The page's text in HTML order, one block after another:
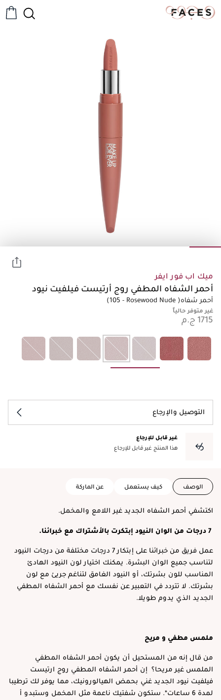
ميك اب فور ايفر
أحمر الشفاه المطفي روج أرتيست فيلفيت نيود
أحمر شفاه(105 - Rosewood Nude )
غير متوفر حالياً
التوصيل والإرجاع
غير قابل للإرجاع
هذا المنتج غير قابل للإرجاع
الوصف كيف يستعمل عن الماركة
اكتشفي أحمر الشفاه الجديد غير اللامع والمخمل.
7 درجات من الوان النيود إبتكرت بالأشتراك مع خبرائنا.
عمل فريق من خبرائنا على إبتكار 7 درجات مختلفة من درجات النيود
لتناسب جميع الوان البشرة. يمكنك اختيار لون النيود الهادئ
المناسب للون بشرتك، أو النيود الغامق لتناغم جريئ مع لون
بشرتك. لا تتردد في التعبير عن نفسك مع أحمر الشفاه المطفي
الجديد الذي يدوم طويلا.
ملمس مطفي و مريح
من قال إنه من المستحيل أن يكون أحمر الشفاه المطفي
الملمس غير مريحا؟ إن أحمر الشفاه المطفي روج ارتيست
فيلفيت نيود الجديد غني بحمض الهيالورونيك، مما يوفر لك ترطيبا
لمدة 6 ساعات*. ستكون شفتيك ناعمة مثل المخمل وستبدو أ